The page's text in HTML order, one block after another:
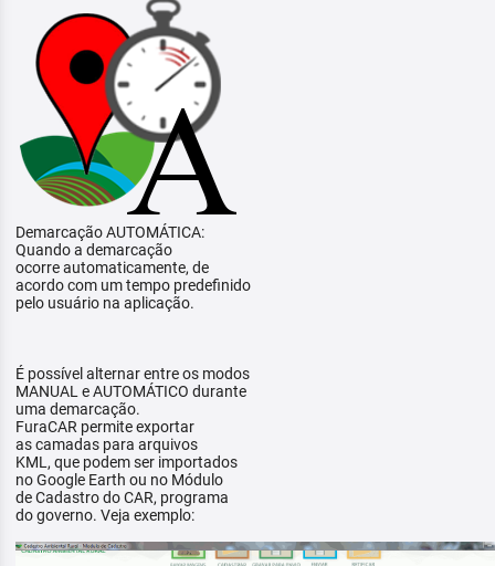
Demarcação AUTOMÁTICA:
Quando a demarcação
ocorre automaticamente, de
acordo com um tempo predefinido
pelo usuário na aplicação.
É possível alternar entre os modos
MANUAL e AUTOMÁTICO durante
uma demarcação.
FuraCAR permite exportar
as camadas para arquivos
KML, que podem ser importados
no Google Earth ou no Módulo
de Cadastro do CAR, programa
do governo. Veja exemplo: